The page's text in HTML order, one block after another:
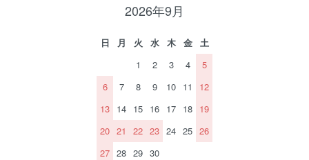
2026年9月
日 月 火 水 木 金
土
1
2 3 4
5
6
7 8 9 10 11
12
13 14 15 16 17 18 19
20 21 22 23 24 25 26
27 28 29 30